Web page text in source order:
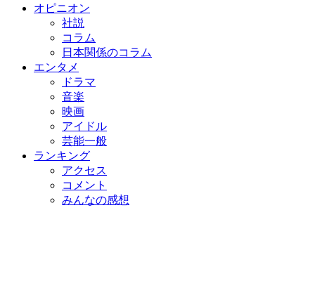
オピニオン
社説
コラム
日本関係のコラム
エンタメ
ドラマ
音楽
映画
アイドル
芸能一般
ランキング
アクセス
コメント
みんなの感想